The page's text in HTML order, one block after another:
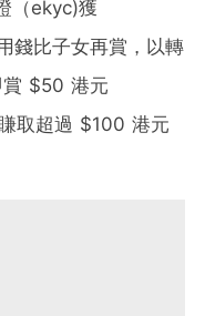
（ekyc)獲
錢比子女再賞，以轉
賞 $50 港元
取超過 $100 港元